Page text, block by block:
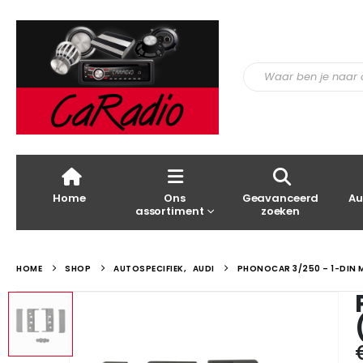
Home
Ons
assortiment
Geavanceerd
zoeken
HOME SHOP AUTOSPECIFIEK, AUDI PHONOCAR 3/250 – 1-DIN